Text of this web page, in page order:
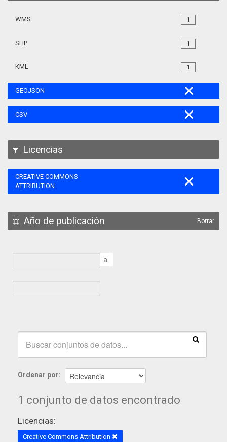
1
WMS
1
SHP
1
KML
GEOJSON
CSV
Licencias
CREATIVE COMMONS
ATTRIBUTION
Año de publicación Borrar
a
Ordenar por
1 conjunto de datos encontrado
Licencias:
Creative Commons Attribution